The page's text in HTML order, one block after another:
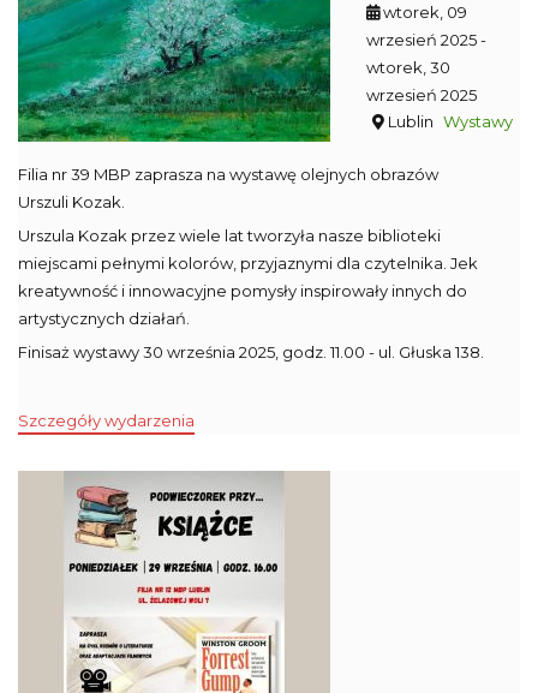
wtorek, 09
wrzesień 2025-
wtorek, 30
wrzesień 2025
Lublin Wystawy
Filia nr 39 MBP zaprasza na wystawę olejnych obrazów
Urszuli Kozak.
Urszula Kozak przez wiele lat tworzyła nasze biblioteki
miejscami pełnymi kolorów, przyjaznymi dla czytelnika. Jek
kreatywność i innowacyjne pomysły inspirowały innych do
artystycznych działań.
Finisaż wystawy 30 września 2025, godz. 11.00 - ul. Głuska 138.
Szczegóły wydarzenia